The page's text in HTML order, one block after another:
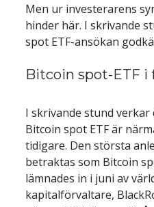
Men ur investerarens
hinder här. I skrivande
spot ETF-ansökan
Bitcoin spot-ETF i
I skrivande stund
Bitcoin spot ETF är
tidigare. Den största
betraktas som Bitcoin
lämnades in i juni av
kapitalförvaltare,